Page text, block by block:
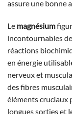
assure une bonne
Le magnésium
incontournables
réactions
en énergie
nerveux et
des fibres
éléments cruciaux
longues sorties et